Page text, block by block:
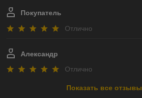
Покупатель
Отлично
Александр
Отлично
Показать все отзывы